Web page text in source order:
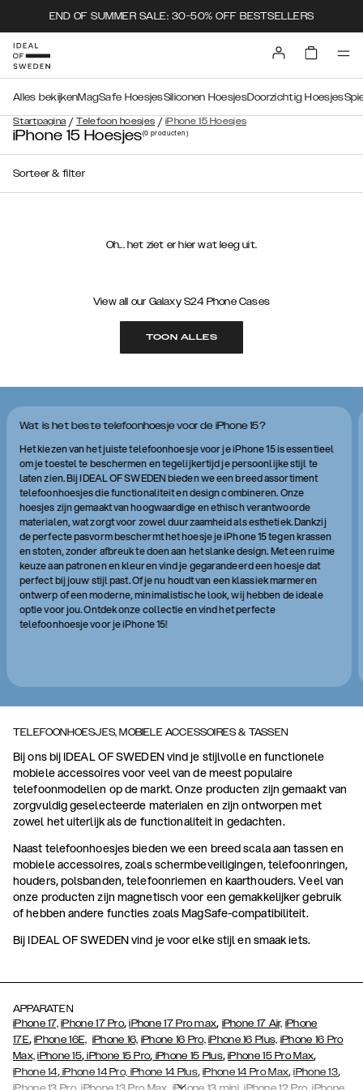
END OF SUMMER SALE: 30-50% OFF BESTSELLERS
Startpagina / Telefoon hoesjes / iPhone 15 Hoesjes
Alles bekijkenMagSafe HoesjesSiliconen HoesjesDoorzichtig Hoesjes
iPhone 15 Hoesjes(0producten)
Sorteer & filter
Oh... het ziet er hier wat leeg uit.
View all our Galaxy S24 Phone Cases
TOON ALLES
Wat is het beste telefoonhoesje voor de iPhone 15?
Het kiezen van het juiste telefoonhoesje voor je iPhone 15 is essentieel
om je toestel te beschermen en tegelijkertijd je persoonlijke stijl te
laten zien. Bij IDEAL OF SWEDEN bieden we een breed assortiment
telefoonhoesjes die functionaliteit en design combineren. Onze
hoesjes zijn gemaakt van hoogwaardige en ethisch verantwoorde
materialen, wat zorgt voor zowel duurzaamheid als esthetiek. Dankzij
de perfecte pasvorm beschermt het hoesje je iPhone 15 tegen krassen
en stoten, zonder afbreuk te doen aan het slanke design. Met een ruime
keuze aan patronen en kleuren vind je gegarandeerd een hoesje dat
perfect bij jouw stijl past. Of je nu houdt van een klassiek marmeren
ontwerp of een moderne, minimalistische look, wij hebben de ideale
optie voor jou. Ontdek onze collectie en vind het perfecte
telefoonhoesje voor je iPhone 15!
TELEFOONHOESJES, MOBIELE ACCESSOIRES & TASSEN
Bij ons bij IDEAL OF SWEDEN vind je stijlvolle en functionele
mobiele accessoires voor veel van de meest populaire
telefoonmodellen op de markt. Onze producten zijn gemaakt van
zorgvuldig geselecteerde materialen en zijn ontworpen met
zowel het uiterlijk als de functionaliteit in gedachten.
Naast telefoonhoesjes bieden we een breed scala aan tassen en
mobiele accessoires, zoals schermbeveiligingen, telefoonringen,
houders, polsbanden, telefoonriemen en kaarthouders. Veel van
onze producten zijn magnetisch voor een gemakkelijker gebruik
of hebben andere functies zoals MagSafe-compatibiliteit.
Bij IDEAL OF SWEDEN vind je voor elke stijl en smaak iets.
APPARATEN
iPhone 17, iPhone 17 Pro,iPhone 17 Pro max, iPhone 17 Air, iPhone
17E,iPhone 16E, iPhone 16, iPhone 16 Pro, iPhone 16 Plus, iPhone 16 Pro
Max, iPhone 15, iPhone 15 Pro, iPhone 15 Plus,iPhone 15 Pro Max,
iPhone 14,iPhone 14 Pro, iPhone 14 Plus,iPhone 14 Pro Max,iPhone 13,